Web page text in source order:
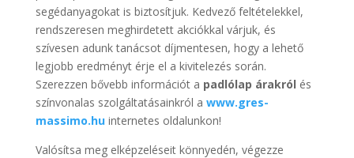
segédanyagokat is biztosítjuk. Kedvező feltételekkel,
rendszeresen meghirdetett akciókkal várjuk, és
szívesen adunk tanácsot díjmentesen, hogy a lehető
legjobb eredményt érje el a kivitelezés során.
Szerezzen bővebb információt a padlólap árakról és
színvonalas szolgáltatásainkról a www.gres-
massimo.hu internetes oldalunkon!
Valósítsa meg elképzeléseit könnyedén, végezze